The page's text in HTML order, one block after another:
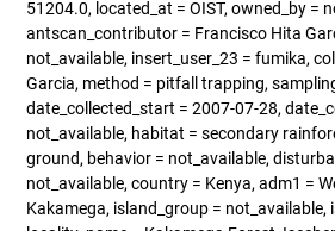
51204.0, located_at = OIST, owned_by =
antscan_contributor = Francisco Hita
not_available, insert_user_23 = fumika,
Garcia, method = pitfall trapping,
date_collected_start = 2007-07-28,
not_available, habitat = secondary
ground, behavior = not_available,
not_available, country = Kenya, adm1 =
Kakamega, island_group = not_available,